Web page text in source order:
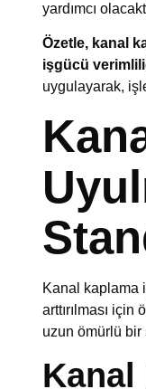
yardımcı
Özetle, kanal
işgücü
uygulayarak,
Kanal kaplama
arttırılması
uzun ömürlü bir
Kanal